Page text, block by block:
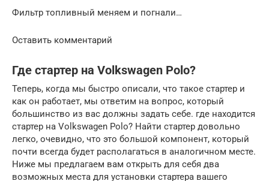
Фильтр топливный меняем и погнали…
Оставить комментарий
Где стартер на Volkswagen Polo?
Теперь, когда мы быстро описали, что такое стартер и
как он работает, мы ответим на вопрос, который
большинство из вас должны задать себе. где находится
стартер на Volkswagen Polo? Найти стартер довольно
легко, очевидно, что это большой компонент, который
почти всегда будет располагаться в аналогичном месте.
Ниже мы предлагаем вам открыть для себя два
возможных места для установки стартера вашего